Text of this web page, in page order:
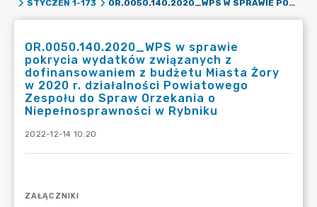
STYCZEŃ 1-173
OR.0050.140.2020_WPS W SPRAWIE POKRYCIA WYDATKÓW ZWIĄZANYCH Z DOFINANSOWANIEM Z BUDŻETU MIASTA ŻORY W 2020 R. DZIAŁALNOŚCI POWIATOWEGO ZESPOŁU DO SPRAW ORZEKANIA O NIEPEŁNOSPRAWNOŚCI W RYBNIKU
OR.0050.140.2020_WPS w sprawie
pokrycia wydatków związanych z
dofinansowaniem z budżetu Miasta Żory
w 2020 r. działalności Powiatowego
Zespołu do Spraw Orzekania o
Niepełnosprawności w Rybniku
2022-12-14 10:20
ZAŁĄCZNIKI